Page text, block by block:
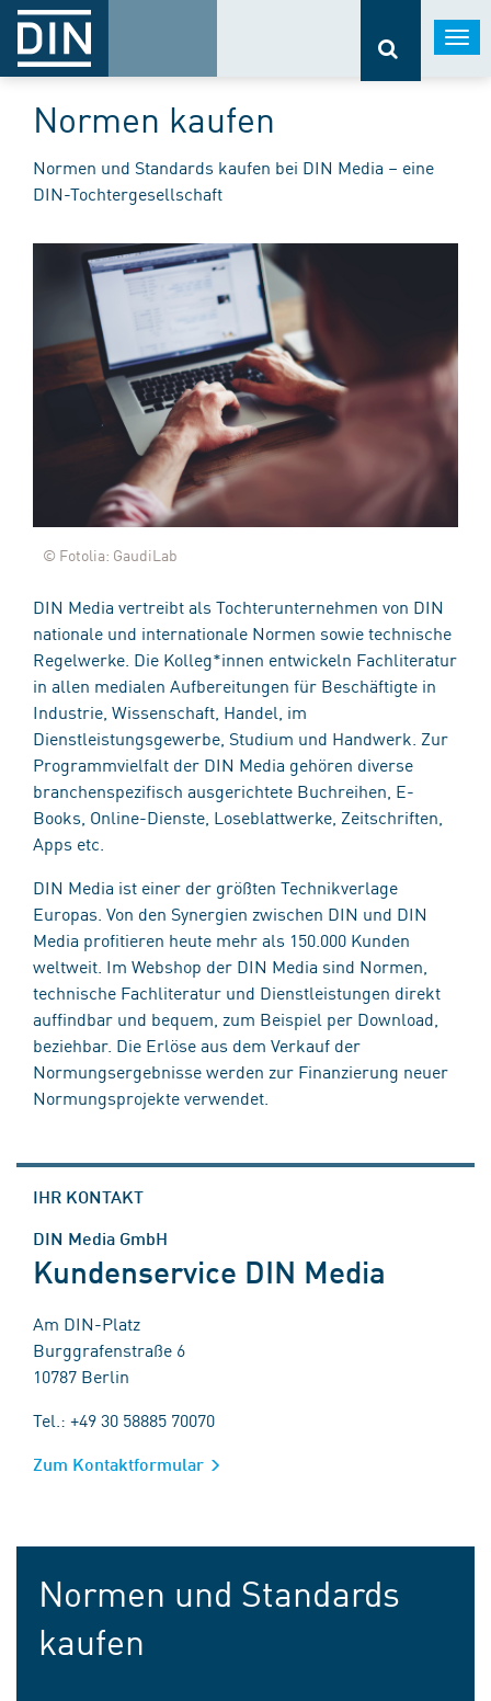
Normen kaufen
Normen und Standards kaufen bei DIN Media – eine
DIN-Tochtergesellschaft
© Fotolia: GaudiLab
DIN Media vertreibt als Tochterunternehmen von DIN
nationale und internationale Normen sowie technische
Regelwerke. Die Kolleg*innen entwickeln Fachliteratur
in allen medialen Aufbereitungen für Beschäftigte in
Industrie, Wissenschaft, Handel, im
Dienstleistungsgewerbe, Studium und Handwerk. Zur
Programmvielfalt der DIN Media gehören diverse
branchenspezifisch ausgerichtete Buchreihen, E-
Books, Online-Dienste, Loseblattwerke, Zeitschriften,
Apps etc.
DIN Media ist einer der größten Technikverlage
Europas. Von den Synergien zwischen DIN und DIN
Media profitieren heute mehr als 150.000 Kunden
weltweit. Im Webshop der DIN Media sind Normen,
technische Fachliteratur und Dienstleistungen direkt
auffindbar und bequem, zum Beispiel per Download,
beziehbar. Die Erlöse aus dem Verkauf der
Normungsergebnisse werden zur Finanzierung neuer
Normungsprojekte verwendet.
IHR KONTAKT
DIN Media GmbH
Kundenservice DIN Media
Am DIN-Platz
Burggrafenstraße 6
10787 Berlin
Tel.: +49 30 58885 70070
Zum Kontaktformular
Normen und Standards
kaufen